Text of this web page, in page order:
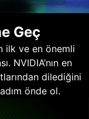
Geç
ilk ve en önemli
NVIDIA’nın en
dilediğini
önde ol.